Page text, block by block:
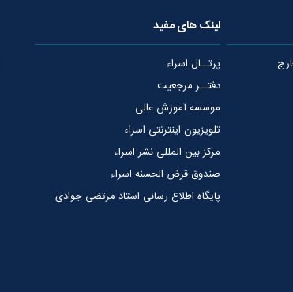
لینک های مفید
پرتــال اسراء
دفتــر مرجعیت
موسسه آموزش عالی
تلویزیون اینترنتی اسراء
مرکز بین المللی نشر اسراء
صندوق قرض الحسنه اسراء
پایگاه اطلاع رسانی استاد مرتضی جوادی